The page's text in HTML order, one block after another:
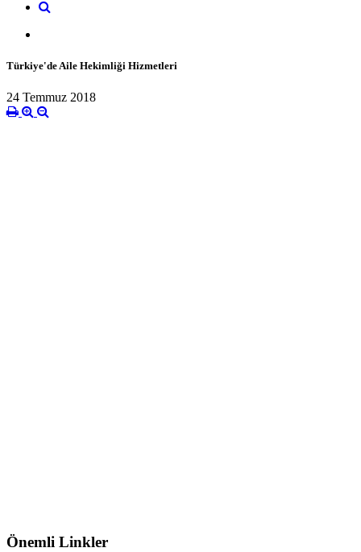
Türkiye'de Aile Hekimliği Hizmetleri
24 Temmuz 2018
Önemli Linkler